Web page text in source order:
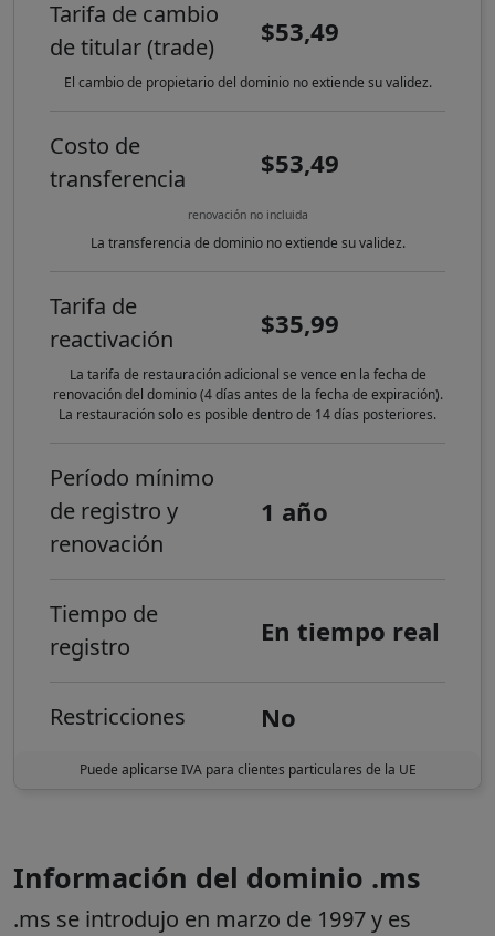
Tarifa de cambio
de titular (trade)
$53,49
El cambio de propietario del dominio no extiende su validez.
Costo de
transferencia
$53,49
renovación no incluida
La transferencia de dominio no extiende su validez.
Tarifa de
reactivación
$35,99
La tarifa de restauración adicional se vence en la fecha de
renovación del dominio (4 días antes de la fecha de expiración).
La restauración solo es posible dentro de 14 días posteriores.
Período mínimo
de registro y
renovación
1 año
Tiempo de
registro
En tiempo real
Restricciones No
Puede aplicarse IVA para clientes particulares de la UE
Información del dominio .ms
.ms se introdujo en marzo de 1997 y es